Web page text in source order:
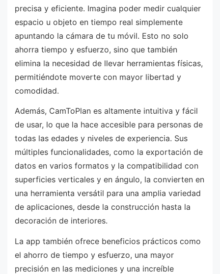
precisa y eficiente. Imagina poder medir cualquier
espacio u objeto en tiempo real simplemente
apuntando la cámara de tu móvil. Esto no solo
ahorra tiempo y esfuerzo, sino que también
elimina la necesidad de llevar herramientas físicas,
permitiéndote moverte con mayor libertad y
comodidad.
Además, CamToPlan es altamente intuitiva y fácil
de usar, lo que la hace accesible para personas de
todas las edades y niveles de experiencia. Sus
múltiples funcionalidades, como la exportación de
datos en varios formatos y la compatibilidad con
superficies verticales y en ángulo, la convierten en
una herramienta versátil para una amplia variedad
de aplicaciones, desde la construcción hasta la
decoración de interiores.
La app también ofrece beneficios prácticos como
el ahorro de tiempo y esfuerzo, una mayor
precisión en las mediciones y una increíble